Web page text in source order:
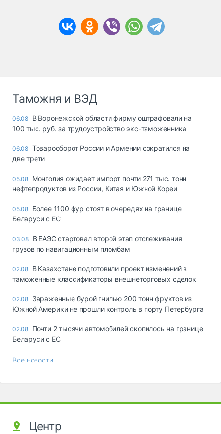
Таможня и ВЭД
06.08 В Воронежской области фирму оштрафовали на
100 тыс. руб. за трудоустройство экс-таможенника
06.08 Товарооборот России и Армении сократился на
две трети
05.08 Монголия ожидает импорт почти 271 тыс. тонн
нефтепродуктов из России, Китая и Южной Кореи
05.08 Более 1100 фур стоят в очередях на границе
Беларуси с ЕС
03.08 В ЕАЭС стартовал второй этап отслеживания
грузов по навигационным пломбам
02.08 В Казахстане подготовили проект изменений в
таможенные классификаторы внешнеторговых сделок
02.08 Зараженные бурой гнилью 200 тонн фруктов из
Южной Америки не прошли контроль в порту Петербурга
02.08 Почти 2 тысячи автомобилей скопилось на границе
Беларуси с ЕС
Все новости
Центр